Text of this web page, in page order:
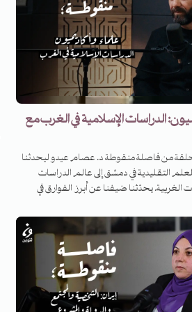
الدراسات الإسلامية في الغرب مع
من فاصلة منقوطة د. عصام عيدو ليحدثنا
التقليدية في دمشق إلى عالم الدراسات
الغربية. يحدّثنا ضيفنا عن أبرز الفوارق في
ونناقش في الحلقة سؤال الاستشراق وتحوّلاته
الخلّاق والإيجابي مع نتاجه المتجدّد. كما
عن عمل الجامعات الغربية وجهازها
المعرفية والأكاديمية، ويحدّثنا أيضاً عن
وأسئلة الهوية والانتماء. ثم نختم الحلقة
التقليد ونقاشات المذهبيّة واللامذهبيّة في